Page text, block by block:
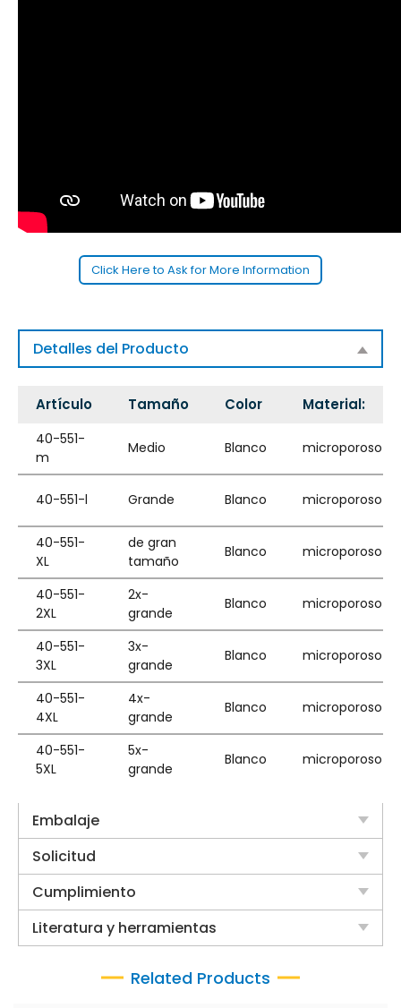
Click Here to Ask for More Information
Detalles del Producto
Artículo Tamaño Color Material:
40-551-
m
Medio Blanco microporoso
40-551-l Grande Blanco microporoso
40-551-
XL
de gran
tamaño
Blanco microporoso
40-551-
2XL
2x-
grande
Blanco microporoso
40-551-
3XL
3x-
grande
Blanco microporoso
40-551-
4XL
4x-
grande
Blanco microporoso
40-551-
5XL
5x-
grande
Blanco microporoso
Embalaje
Solicitud
Cumplimiento
Literatura y herramientas
Related Products